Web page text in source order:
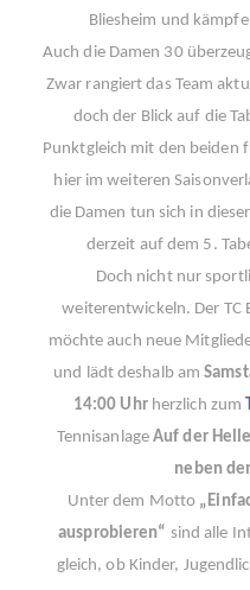
Bliesheim und
Auch die Damen 30
Zwar rangiert das Team
doch der Blick auf die
Punktgleich mit den beiden
hier im weiteren
die Damen tun sich in
derzeit auf dem 5.
Doch nicht nur
weiterentwickeln. Der
möchte auch neue
und lädt deshalb am
14:00 Uhrherzlich zum
TennisanlageAuf der
neben
Unter dem Motto
ausprobieren“ sind alle
gleich, ob Kinder,